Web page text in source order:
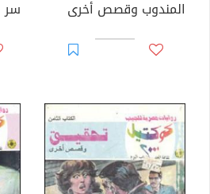
المندوب وقصص أخرى
سر